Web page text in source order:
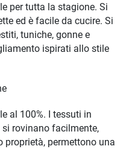
per tutta la stagione. Si
ed è facile da cucire. Si
tuniche, gonne e
ispirati allo stile
al 100%. I tessuti in
rovinano facilmente,
proprietà, permettono una